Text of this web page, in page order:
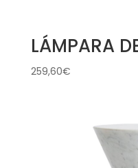
LÁMPARA
259,60€